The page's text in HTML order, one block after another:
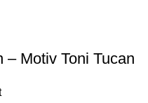
– Motiv Toni Tucan